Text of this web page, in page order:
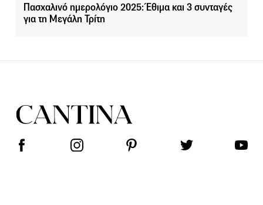
Πασχαλινό ημερολόγιο 2025: Έθιμα και 3 συνταγές
για τη Μεγάλη Τρίτη